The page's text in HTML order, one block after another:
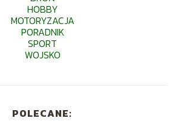
HOBBY
MOTORYZACJA
PORADNIK
SPORT
WOJSKO
POLECANE: